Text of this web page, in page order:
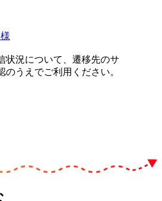
状況について、遷移先のサ
うえでご利用ください。